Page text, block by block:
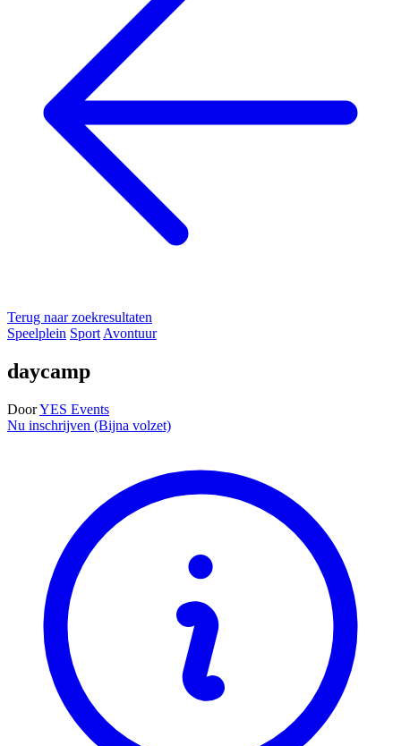
Terug naar zoekresultaten
Speelplein Sport Avontuur
daycamp
DoorYES Events
Nu inschrijven (Bijna volzet)